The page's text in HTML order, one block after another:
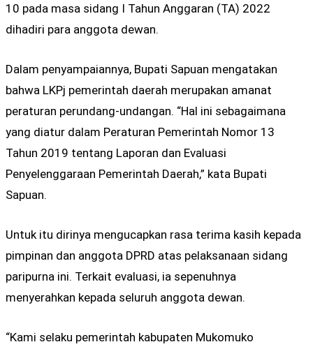
10 pada masa sidang I Tahun Anggaran (TA) 2022
dihadiri para anggota dewan.
Dalam penyampaiannya, Bupati Sapuan mengatakan
bahwa LKPj pemerintah daerah merupakan amanat
peraturan perundang-undangan. “Hal ini sebagaimana
yang diatur dalam Peraturan Pemerintah Nomor 13
Tahun 2019 tentang Laporan dan Evaluasi
Penyelenggaraan Pemerintah Daerah,” kata Bupati
Sapuan.
Untuk itu dirinya mengucapkan rasa terima kasih kepada
pimpinan dan anggota DPRD atas pelaksanaan sidang
paripurna ini. Terkait evaluasi, ia sepenuhnya
menyerahkan kepada seluruh anggota dewan.
“Kami selaku pemerintah kabupaten Mukomuko